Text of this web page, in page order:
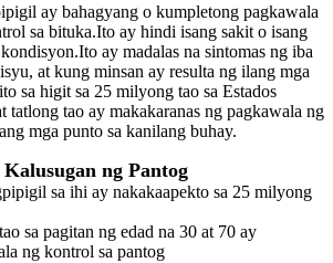
ay bahagyang o kumpletong pagkawala
sa bituka.Ito ay hindi isang sakit o isang
ay madalas na sintomas ng iba
at kung minsan ay resulta ng ilang mga
sa higit sa 25 milyong tao sa Estados
tatlong tao ay makakaranas ng pagkawala ng
mga punto sa kanilang buhay.
ng Pantog
sa ihi ay nakakaapekto sa 25 milyong
sa pagitan ng edad na 30 at 70 ay
ng kontrol sa pantog